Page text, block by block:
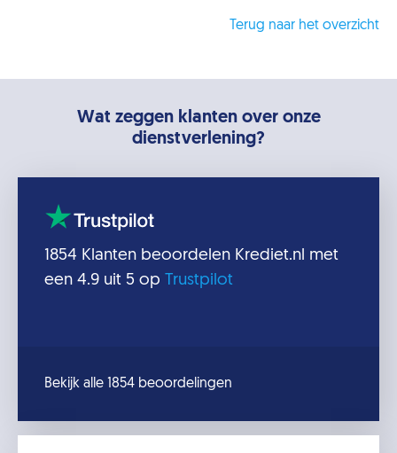
Terug naar het overzicht
Wat zeggen klanten over onze
dienstverlening?
1854 Klanten beoordelen Krediet.nl met
een 4.9 uit 5 op Trustpilot
Bekijk alle 1854 beoordelingen